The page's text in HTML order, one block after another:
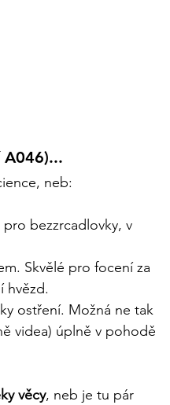
A046)...
neb:
bezzrcadlovky, v
Skvělé pro focení za
hvězd.
ostření. Možná ne tak
videa) úplně v pohodě
věcy, neb je tu pár